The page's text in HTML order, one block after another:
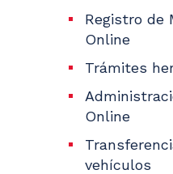
Registro de
Online
Trámites
Online
vehículos